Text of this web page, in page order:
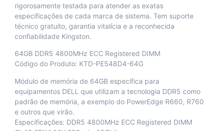
rigorosamente testada para atender as exatas
especificações de cada marca de sistema. Tem suporte
técnico gratuito, garantia vitalícia e a reconhecida
confiabilidade Kingston.
64GB DDR5 4800MHz ECC Registered DIMM
Código do Produto: KTD-PE548D4-64G
Módulo de memória de 64GB específica para
equipamentos DELL que utilizam a tecnologia DDR5 como
padrão de memória, a exemplo do PowerEdge R660, R760
e outros que virão.
Especificações: DDR5 4800MHz ECC Registered DIMM